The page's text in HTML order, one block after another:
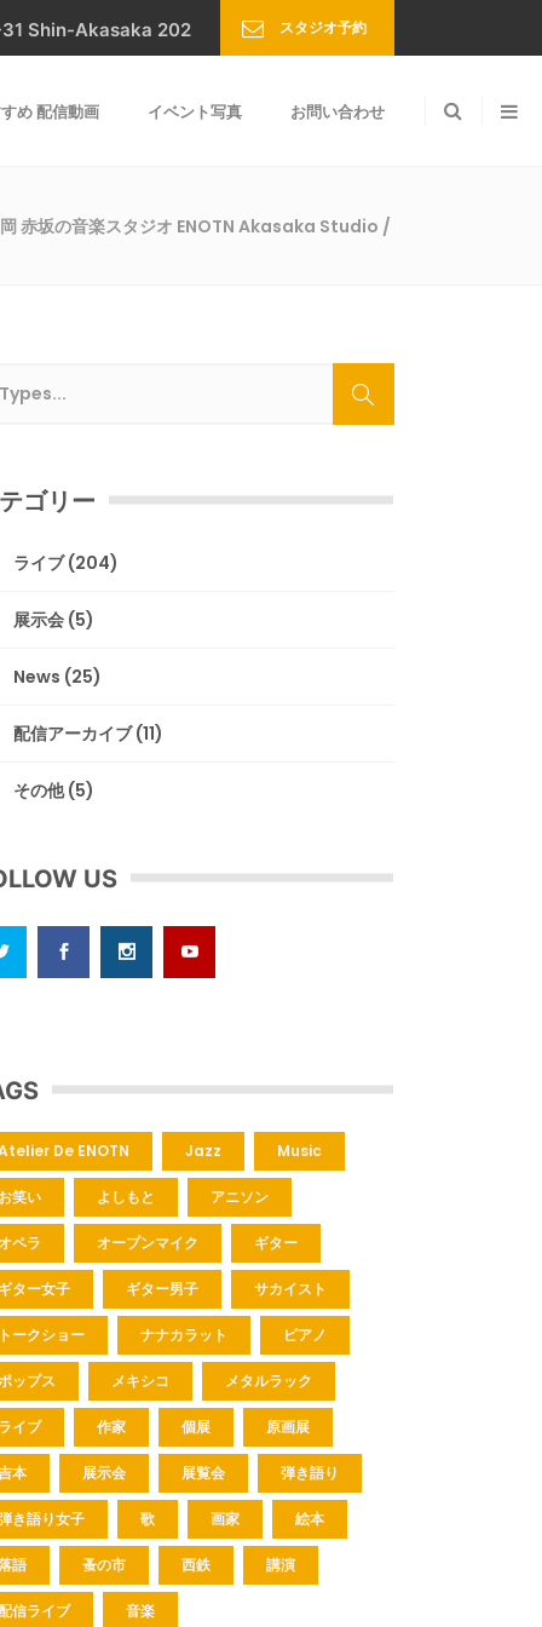
Shin-Akasaka 202 スタジオ予約
め 配信動画 イベント写真 お問い合わせ
赤坂の音楽スタジオ ENOTN Akasaka Studio /
ゴリー
ライブ(204)
展示会 (5)
News (25)
配信アーカイブ(11)
その他(5)
US
De ENOTN Jazz Music
笑い よしもと アニソン
ペラ オープンマイク ギター
ター女子 ギター男子 サカイスト
ークショー ナナカラット ピアノ
ップス メキシコ メタルラック
イブ 作家 個展 原画展
本 展示会 展覧会 弾き語り
き語り女子 歌 画家 絵本
語 蚤の市 西鉄 講演
信ライブ 音楽